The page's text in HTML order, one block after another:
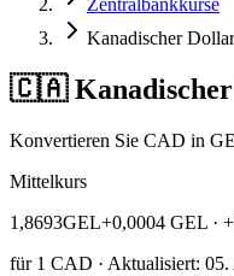
Zentralbankkurse
Kanadischer
🇨🇦 Kanadischer
Konvertieren Sie CAD in
Mittelkurs
1,8693GEL+0,0004 GEL ·
für1 CAD · Aktualisiert: